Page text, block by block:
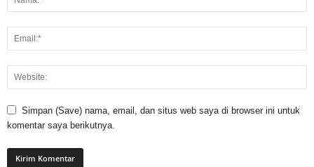
Simpan (Save) nama, email, dan situs web saya di browser ini untuk
komentar saya berikutnya.